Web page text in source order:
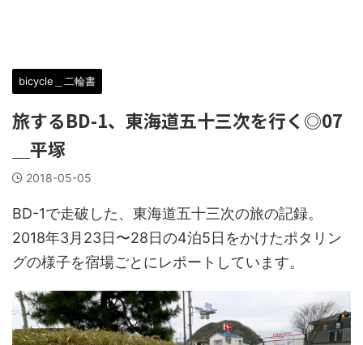
bicycle＿二輪書
旅するBD-1、東海道五十三次を行く◎07
＿平塚
2018-05-05
BD-1で走破した、東海道五十三次の旅の記録。
2018年3月23日〜28日の4泊5日をかけたポタリン
グの様子を宿場ごとにレポートしています。